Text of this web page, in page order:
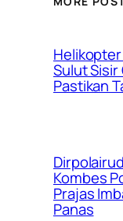
Sulut
Pastikan
Kombes
Prajas
Panas